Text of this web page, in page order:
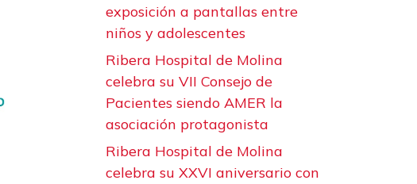
exposición a pantallas entre
niños y adolescentes
Ribera Hospital de Molina
celebra su VII Consejo de
Pacientes siendo AMER la
asociación protagonista
Ribera Hospital de Molina
celebra su XXVI aniversario con